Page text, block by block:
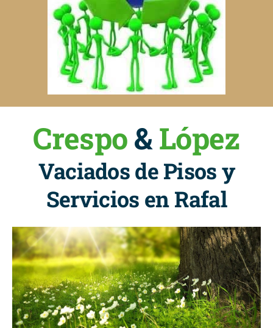
Crespo&López
Vaciados de Pisos y
Servicios en Rafal